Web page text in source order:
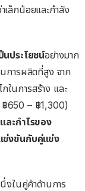
ล็กน้อยและกำลัง
ประโยชน์อย่างมาก
การผลิตที่สูง จาก
นการสร้าง และ
฿650 – ฿1,300)
ละกำไรของ
ข่งขันกับคู่แข่ง
งในคู่ค้าด้านการ